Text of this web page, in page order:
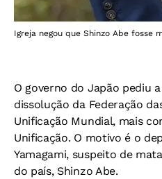
Igreja negou que Shinzo Abe fosse
O governo do Japão pediu
dissolução da Federação
Unificação Mundial, mais
Unificação. O motivo é o
Yamagami, suspeito de
do país, Shinzo Abe.